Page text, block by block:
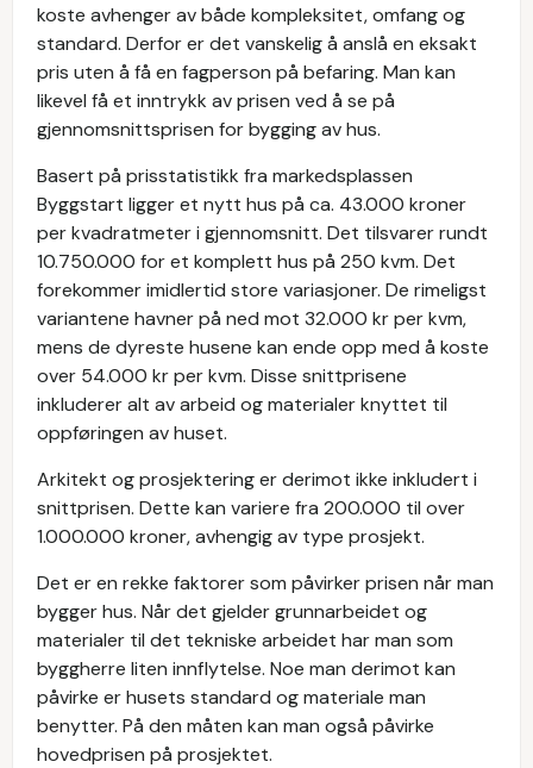
koste avhenger av både kompleksitet, omfang og
standard. Derfor er det vanskelig å anslå en eksakt
pris uten å få en fagperson på befaring. Man kan
likevel få et inntrykk av prisen ved å se på
gjennomsnittsprisen for bygging av hus.
Basert på prisstatistikk fra markedsplassen
Byggstart ligger et nytt hus på ca. 43.000 kroner
per kvadratmeter i gjennomsnitt. Det tilsvarer rundt
10.750.000 for et komplett hus på 250 kvm. Det
forekommer imidlertid store variasjoner. De rimeligst
variantene havner på ned mot 32.000 kr per kvm,
mens de dyreste husene kan ende opp med å koste
over 54.000 kr per kvm. Disse snittprisene
inkluderer alt av arbeid og materialer knyttet til
oppføringen av huset.
Arkitekt og prosjektering er derimot ikke inkludert i
snittprisen. Dette kan variere fra 200.000 til over
1.000.000 kroner, avhengig av type prosjekt.
Det er en rekke faktorer som påvirker prisen når man
bygger hus. Når det gjelder grunnarbeidet og
materialer til det tekniske arbeidet har man som
byggherre liten innflytelse. Noe man derimot kan
påvirke er husets standard og materiale man
benytter. På den måten kan man også påvirke
hovedprisen på prosjektet.